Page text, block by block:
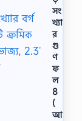
সং
খ্যা
র
গু
ণ
ফ
ল
8
(
আ